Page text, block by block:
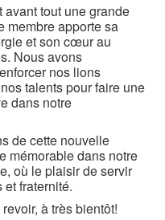
avant tout une grande
membre apporte sa
et son cœur au
Nous avons
nos lions
talents pour faire une
dans notre
de cette nouvelle
mémorable dans notre
où le plaisir de servir
et fraternité.
à très bientôt!